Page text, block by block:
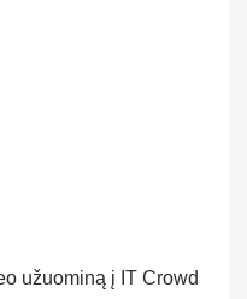
užuominą į IT Crowd